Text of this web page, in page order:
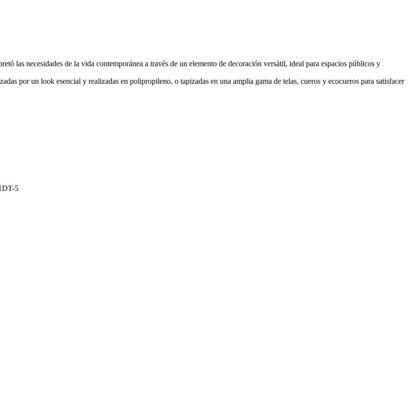
las necesidades de la vida contemporánea a través de un elemento de decoración versátil, ideal para espacios públicos y
por un look esencial y realizadas en polipropileno, o tapizadas en una amplia gama de telas, cueros y ecocueros para satisfacer
5